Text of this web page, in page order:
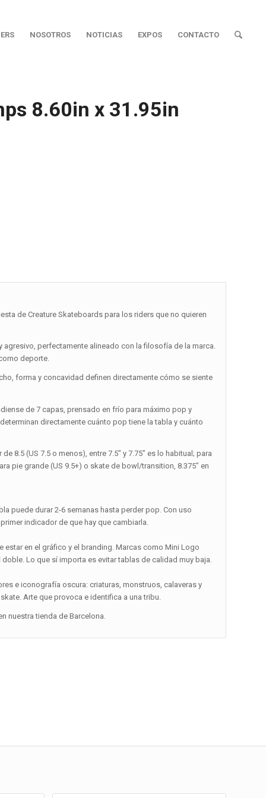
NOSOTROS NOTICIAS EXPOS CONTACTO
8.60in x 31.95in
de Creature Skateboards para los riders que no quieren
perfectamente alineado con la filosofía de la marca.
deporte.
forma y concavidad definen directamente cómo se siente
de 7 capas, prensado en frío para máximo pop y
directamente cuánto pop tiene la tabla y cuánto
8.5 (US 7.5 o menos), entre 7.5″ y 7.75″ es lo habitual; para
pie grande (US 9.5+) o skate de bowl/transition, 8.375″ en
puede durar 2-6 semanas hasta perder pop. Con uso
indicador de que hay que cambiarla.
estar en el gráfico y el branding. Marcas como Mini Logo
Lo que sí importa es evitar tablas de calidad muy baja.
e iconografía oscura: criaturas, monstruos, calaveras y
Arte que provoca e identifica a una tribu.
nuestra tienda de Barcelona.